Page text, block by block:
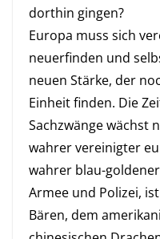
dorthin gingen?
Europa muss sich
neuerfinden und
neuen Stärke, der
Einheit finden. Die
Sachzwänge wächst
wahrer vereinigter
wahrer blau-
Armee und Polizei,
Bären, dem